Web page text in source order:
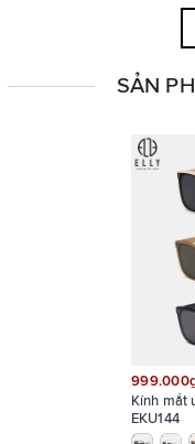
SẢN
Kính mắt
EKU144